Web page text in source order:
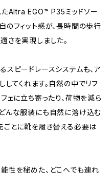
たAltra EGO™ P35ミッドソー
のフィット感が、長時間の歩行
さを実現しました。
スピードレースシステムも、ア
てくれます。自然の中でリフ
ェに立ち寄ったり、荷物を減ら
んな服装にも自然に溶け込む
ごとに靴を履き替える必要は
性を秘めた、どこへでも連れ